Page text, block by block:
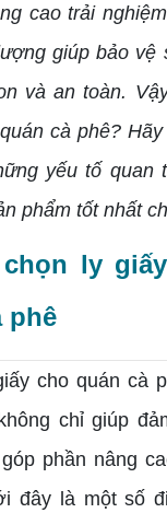
cao trải
giúp bảo vệ
và an toàn.
cà phê?
yếu tố quan
phẩm tốt nhất
ly
phê
cho quán cà
chỉ giúp
phần nâng
đây là một số